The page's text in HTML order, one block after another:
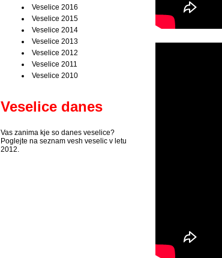
Veselice 2016
Veselice 2015
Veselice 2014
Veselice 2013
Veselice 2012
Veselice 2011
Veselice 2010
Veselice danes
Vas zanima kje so danes veselice?
Poglejte na seznam vesh veselic v letu
2012.